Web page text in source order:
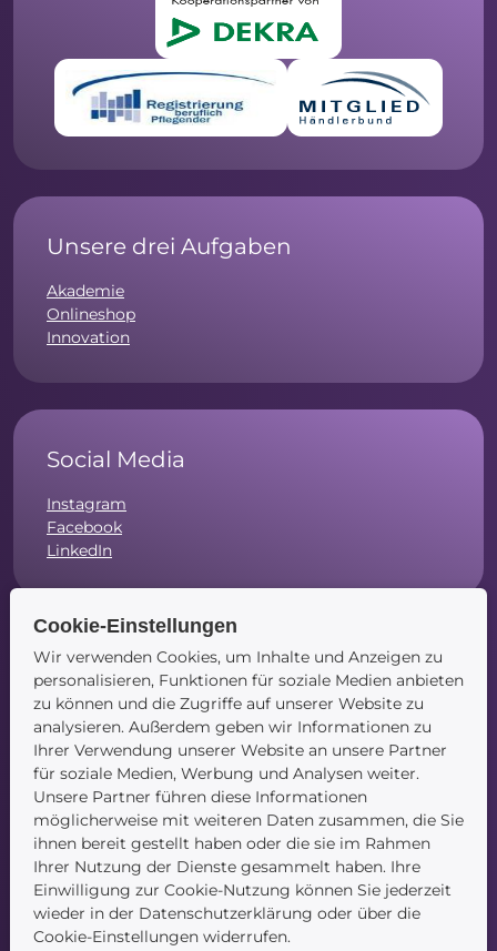
Unsere drei Aufgaben
Akademie
Onlineshop
Innovation
Social Media
Instagram
Facebook
LinkedIn
Navigation
Startseite
Blog
Kontakt
Service
Cookie-Einstellungen
Wir verwenden Cookies, um Inhalte und Anzeigen zu
personalisieren, Funktionen für soziale Medien anbieten
zu können und die Zugriffe auf unserer Website zu
analysieren. Außerdem geben wir Informationen zu
Ihrer Verwendung unserer Website an unsere Partner
für soziale Medien, Werbung und Analysen weiter.
Unsere Partner führen diese Informationen
möglicherweise mit weiteren Daten zusammen, die Sie
ihnen bereit gestellt haben oder die sie im Rahmen
Ihrer Nutzung der Dienste gesammelt haben. Ihre
Einwilligung zur Cookie-Nutzung können Sie jederzeit
wieder in der Datenschutzerklärung oder über die
Cookie-Einstellungen widerrufen.